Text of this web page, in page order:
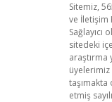
Sitemiz,
ve İletişim
sitedeki
araştırma
üyelerimiz
etmiş